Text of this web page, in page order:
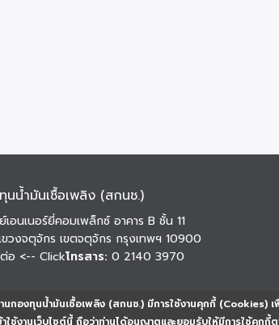
นกองทุนน้ำมันเชื้อเพลิง (สกนช.) มีการใช้งานคุกกี้ (Cookies)
าใช้งานเว็บไซต์นี้ ถือว่าท่านได้อนุญาตและยอมรับให้มีการใช้คุ
น้ำมันเชื้อเพลิง (สกนช.)
อนเนอร์ยี่คอมเพล็กซ์ อาคาร B ชั้น 11
วงจตุจักร เขตจตุจักร กรุงเทพฯ 10900
อ <-- Clickโทรสาร: 0 2140 3970